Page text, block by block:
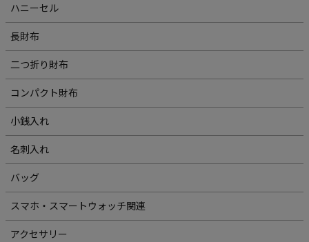
ハニーセル
長財布
二つ折り財布
コンパクト財布
小銭入れ
名刺入れ
バッグ
スマホ・スマートウォッチ関連
アクセサリー